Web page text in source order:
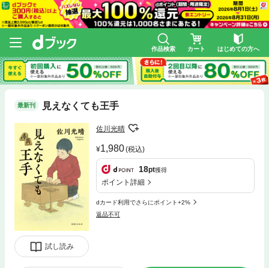
作品検索 カート はじめての方へ
最新刊 見えなくても王手
試し読み
佐川光晴
1,980(税込)
18pt獲得
ポイント詳細
dカード利用でさらにポイント+2%
返品不可